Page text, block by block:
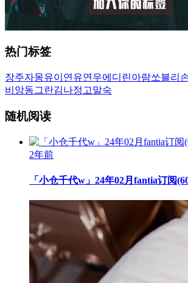
热门标签
장주자몽유이 연유연우에디린아람쏘블리
비앙동그란김나정 고말숙
随机阅读
2年前
「小仓千代w」24年02月fantia订阅